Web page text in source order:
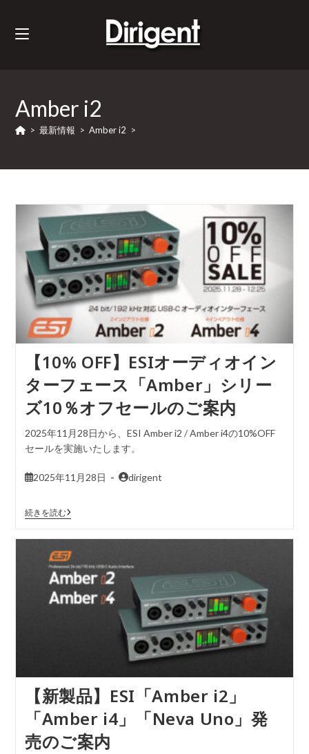
Amber i2
> 最新情報 > Amber i2 >
【10% OFF】ESIオーディオイン
ターフェース「Amber」シリー
ズ10％オフセールのご案内
2025年11月28日から、ESI Amber i2 / Amber i4の10%OFF
セールを実施いたします。
2025年11月28日 dirigent
続きを読む
【新製品】ESI「Amber i2」
「Amber i4」「Neva Uno」発
売のご案内